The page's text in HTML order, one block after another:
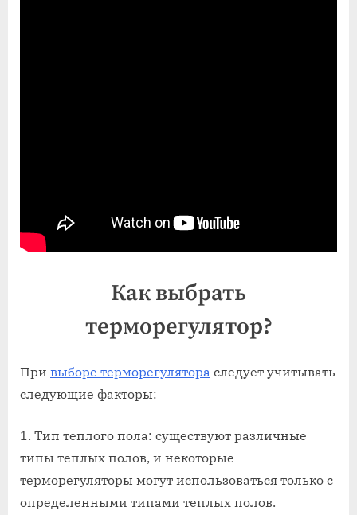
Как выбрать
терморегулятор?
При выборе терморегулятора следует учитывать
следующие факторы:
Тип теплого пола: существуют различные
типы теплых полов, и некоторые
терморегуляторы могут использоваться только с
определенными типами теплых полов.